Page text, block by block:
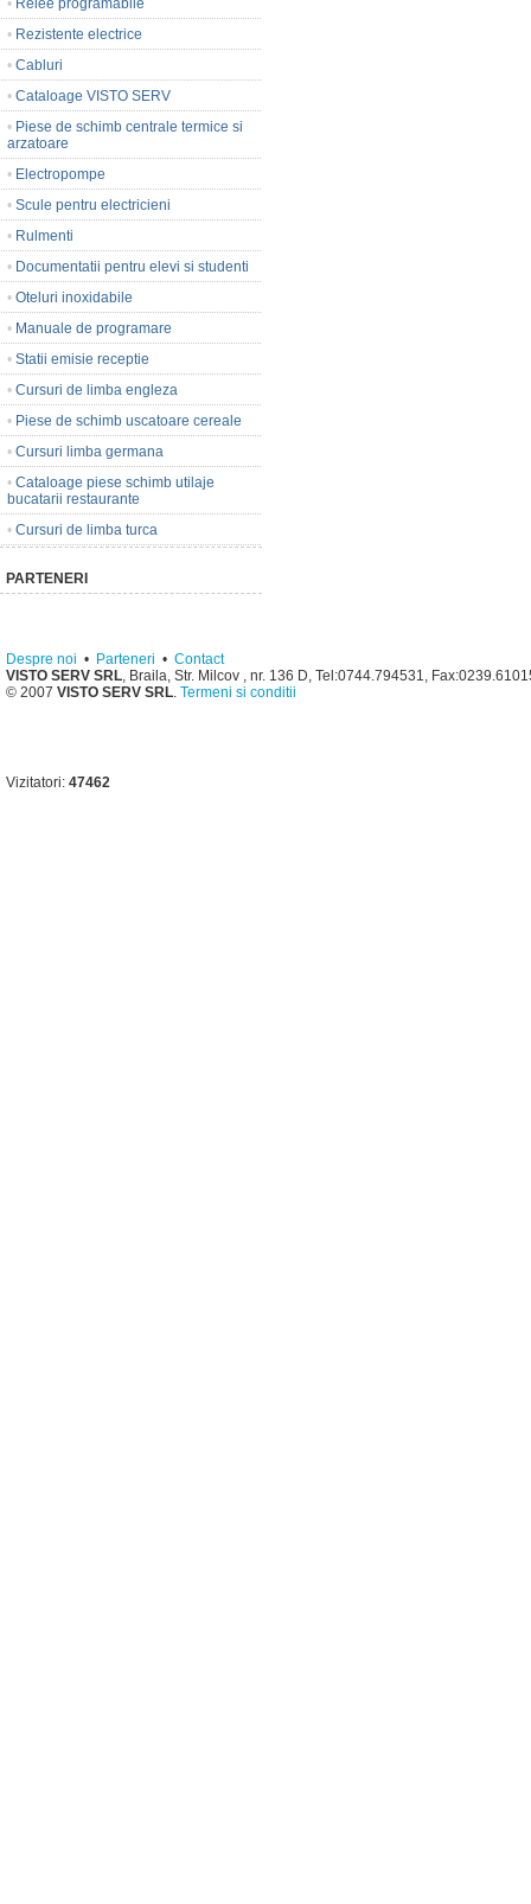
• Relee programabile
• Rezistente electrice
• Cabluri
• Cataloage VISTO SERV
• Piese de schimb centrale termice si
arzatoare
• Electropompe
• Scule pentru electricieni
• Rulmenti
• Documentatii pentru elevi si studenti
• Oteluri inoxidabile
• Manuale de programare
• Statii emisie receptie
• Cursuri de limba engleza
• Piese de schimb uscatoare cereale
• Cursuri limba germana
• Cataloage piese schimb utilaje
bucatarii restaurante
• Cursuri de limba turca
PARTENERI
Despre noi • Parteneri • Contact
VISTO SERV SRL, Braila, Str. Milcov , nr. 136 D, Tel:0744.794531,
© 2007 VISTO SERV SRL. Termeni si conditii
Vizitatori: 47462